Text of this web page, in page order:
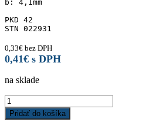
b: 4,1mm
PKD 42
STN 022931
0,33€ bez DPH
0,41€ s DPH
na sklade
Poistný
krúžok
do
Pridať do košíka